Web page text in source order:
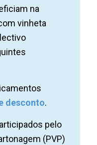
na
vinheta
desconto.
pelo
(PVP)